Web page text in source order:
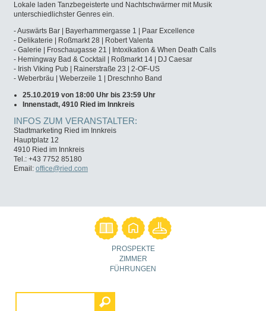
Lokale laden Tanzbegeisterte und Nachtschwärmer mit Musik
unterschiedlichster Genres ein.
- Auswärts Bar | Bayerhammergasse 1 | Paar Excellence
- Delikaterie | Roßmarkt 28 | Robert Valenta
- Galerie | Froschaugasse 21 | Intoxikation & When Death Calls
- Hemingway Bad & Cocktail | Roßmarkt 14 | DJ Caesar
- Irish Viking Pub | Rainerstraße 23 | 2-OF-US
- Weberbräu | Weberzeile 1 | Dreschnho Band
25.10.2019 von 18:00 Uhr bis 23:59 Uhr
Innenstadt, 4910 Ried im Innkreis
INFOS ZUM VERANSTALTER:
Stadtmarketing Ried im Innkreis
Hauptplatz 12
4910 Ried im Innkreis
Tel.: +43 7752 85180
Email: office@ried.com
PROSPEKTE
ZIMMER
FÜHRUNGEN